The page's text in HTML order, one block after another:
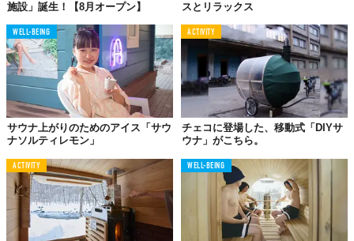
サバスは、バスならではの「自走可能」かつ「大型スペース」と
いう利点を活かし、サウナに限らず、託児所やキッチンなど、
様々な移動型サービスへの展開を通じて、地域活性や社会課題の
解決を目指していくという。
【「サバス」3号車 概要】
•名称：移動型サウナバス「SABUS（サバス）」3号車
-静岡茶をモチーフにしたデザイン
-茶畑のような段々の座席構造
-静岡県産木材を使用したスノコ
-寝転がりながら絶景が楽しめるサウナ体験
施設」誕生！【8月オープン】
スとリラックス
WELL-BEING
サウナ上がりのためのアイス「サウ
ナソルティレモン」
ACTIVITY
チェコに登場した、移動式「DIYサ
ウナ」がこちら。
ACTIVITY WELL-BEING